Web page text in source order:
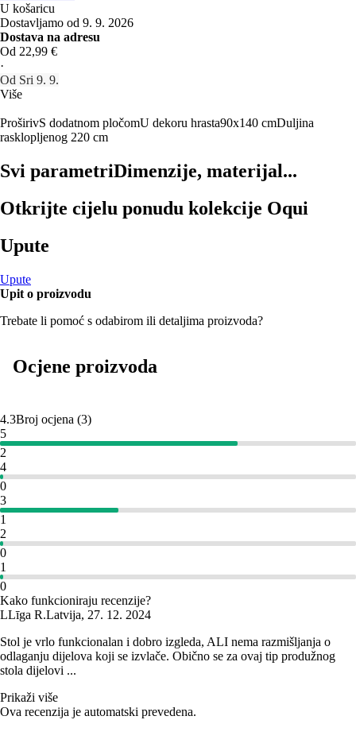
U košaricu
Dostavljamo od 9. 9. 2026
Dostava na adresu
Od 22,99 €
·
Od Sri 9. 9.
Više
ProširivS dodatnom pločomU dekoru hrasta90x140 cmDuljina
rasklopljenog 220 cm
Svi parametriDimenzije, materijal...
Otkrijte cijelu ponudu kolekcije Oqui
Upute
Upute
Upit o proizvodu
Trebate li pomoć s odabirom ili detaljima proizvoda?
Ocjene proizvoda
4.3Broj ocjena (3)
5
2
4
0
3
1
2
0
1
0
Kako funkcioniraju recenzije?
LLīga R.Latvija, 27. 12. 2024
Stol je vrlo funkcionalan i dobro izgleda, ALI nema razmišljanja o
odlaganju dijelova koji se izvlače. Obično se za ovaj tip produžnog
stola dijelovi ...
Prikaži više
Ova recenzija je automatski prevedena.